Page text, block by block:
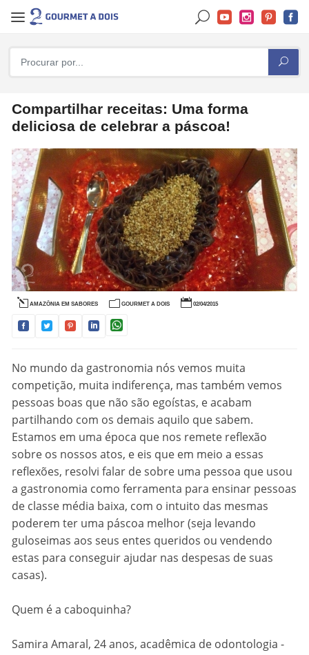
Compartilhar receitas: Uma forma
deliciosa de celebrar a páscoa!
AMAZÔNIA EM SABORES GOURMET A DOIS 02/04/2015
No mundo da gastronomia nós vemos muita
competição, muita indiferença, mas também vemos
pessoas boas que não são egoístas, e acabam
partilhando com os demais aquilo que sabem.
Estamos em uma época que nos remete reflexão
sobre os nossos atos, e eis que em meio a essas
reflexões, resolvi falar de sobre uma pessoa que usou
a gastronomia como ferramenta para ensinar pessoas
de classe média baixa, com o intuito das mesmas
poderem ter uma páscoa melhor (seja levando
guloseimas aos seus entes queridos ou vendendo
estas para conseguir ajudar nas despesas de suas
casas).
Quem é a caboquinha?
Samira Amaral, 24 anos, acadêmica de odontologia -